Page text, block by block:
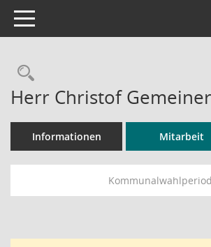
Toggle navigation
Rechercheauswahl
Herr Christof Gemeiner
Informationen Mitarbeit